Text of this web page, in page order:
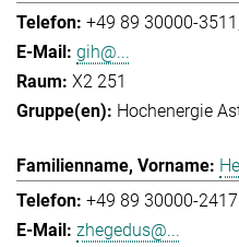
+49 89 30000-3511
gih@...
X2 251
Hochenergie
+49 89 30000-2417
zhegedus@...